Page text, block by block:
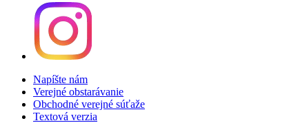
Napíšte nám
Verejné obstarávanie
Obchodné verejné súťaže
Textová verzia